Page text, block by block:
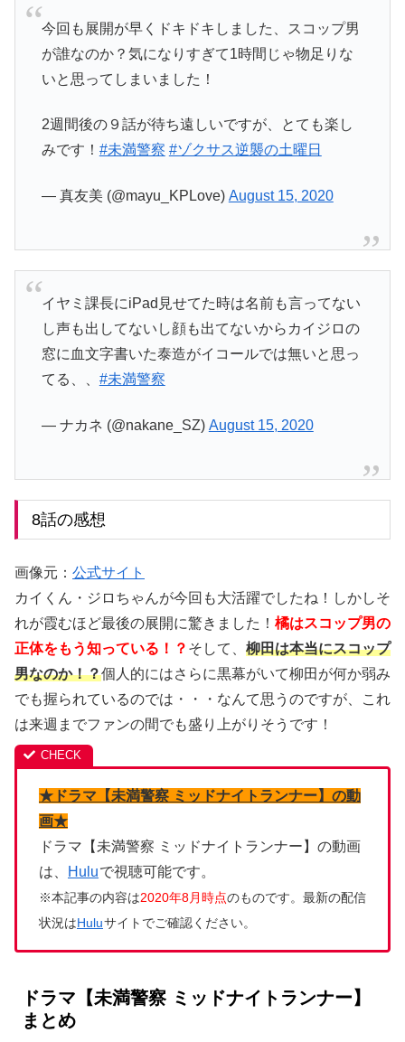
今回も展開が早くドキドキしました、スコップ男
が誰なのか？気になりすぎて1時間じゃ物足りな
いと思ってしまいました！
2週間後の９話が待ち遠しいですが、とても楽し
みです！ #未満警察 #ゾクサス逆襲の土曜日
— 真友美 (@mayu_KPLove) August 15, 2020
イヤミ課長にiPad見せてた時は名前も言ってない
し声も出してないし顔も出てないからカイジロの
窓に血文字書いた泰造がイコールでは無いと思っ
てる、、 #未満警察
— ナカネ (@nakane_SZ) August 15, 2020
8話の感想
画像元： 公式サイト
カイくん・ジロちゃんが今回も大活躍でしたね！しかしそ
れが霞むほど最後の展開に驚きました！ 橘はスコップ男の
正体をもう知っている！？ そして、 柳田は本当にスコップ
男なのか！？個人的にはさらに黒幕がいて柳田が何か弱み
でも握られているのでは・・・なんて思うのですが、これ
は来週までファンの間でも盛り上がりそうです！
★ドラマ【未満警察 ミッドナイトランナー】の動
画★
ドラマ【未満警察 ミッドナイトランナー】の動画
は、
Huluで視聴可能です。
※本記事の内容は2020年8月時点のものです。最新の配信
状況はHuluサイトでご確認ください。
ドラマ【未満警察 ミッドナイトランナー】
まとめ